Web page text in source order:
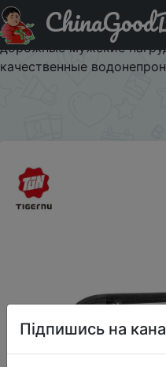
Придбати по знижці $1/1
поясная сумка для
дорожные мужские
качественные
Підпишись на